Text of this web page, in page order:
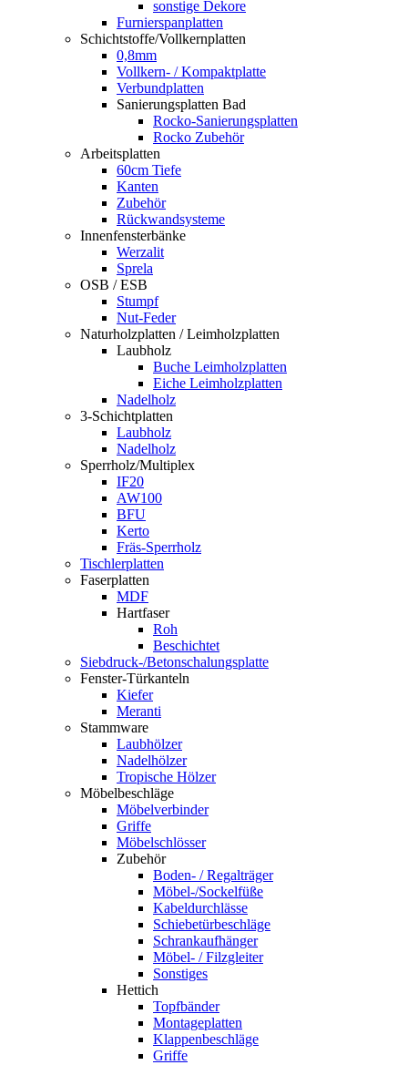
sonstige Dekore
Furnierspanplatten
Schichtstoffe/Vollkernplatten
0,8mm
Vollkern- / Kompaktplatte
Verbundplatten
Sanierungsplatten Bad
Rocko-Sanierungsplatten
Rocko Zubehör
Arbeitsplatten
60cm Tiefe
Kanten
Zubehör
Rückwandsysteme
Innenfensterbänke
Werzalit
Sprela
OSB / ESB
Stumpf
Nut-Feder
Naturholzplatten / Leimholzplatten
Laubholz
Buche Leimholzplatten
Eiche Leimholzplatten
Nadelholz
3-Schichtplatten
Laubholz
Nadelholz
Sperrholz/Multiplex
IF20
AW100
BFU
Kerto
Fräs-Sperrholz
Tischlerplatten
Faserplatten
MDF
Hartfaser
Roh
Beschichtet
Siebdruck-/Betonschalungsplatte
Fenster-Türkanteln
Kiefer
Meranti
Stammware
Laubhölzer
Nadelhölzer
Tropische Hölzer
Möbelbeschläge
Möbelverbinder
Griffe
Möbelschlösser
Zubehör
Boden- / Regalträger
Möbel-/Sockelfüße
Kabeldurchlässe
Schiebetürbeschläge
Schrankaufhänger
Möbel- / Filzgleiter
Sonstiges
Hettich
Topfbänder
Montageplatten
Klappenbeschläge
Griffe